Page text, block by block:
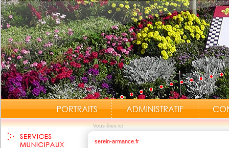
Vous êtes ici :
serein-armance.fr